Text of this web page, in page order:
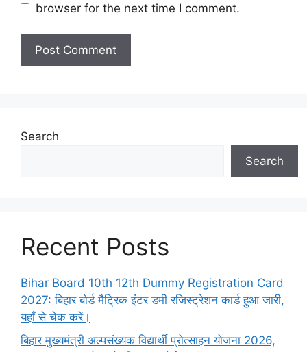
browser for the next time I comment.
Search
Search
Recent Posts
Bihar Board 10th 12th Dummy Registration Card
2027: बिहार बोर्ड मैट्रिक इंटर डमी रजिस्ट्रेशन कार्ड हुआ जारी,
यहाँ से चेक करें।
बिहार मुख्यमंत्री अल्पसंख्यक विद्यार्थी प्रोत्साहन योजना 2026,